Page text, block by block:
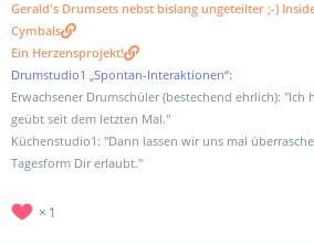
Gerald's Drumsets nebst bislang ungeteilter ;-)
Cymbals
Ein Herzensprojekt!
Drumstudio1 „Spontan-Interaktionen“:
Erwachsener Drumschüler (bestechend ehrlich):
geübt seit dem letzten Mal."
Küchenstudio1: "Dann lassen wir uns mal
Tagesform Dir erlaubt."
1